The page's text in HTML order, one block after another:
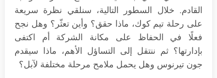
القادم. خلال السطور التالية، سنلقي نظرة سريعة
على رحلة تيم كوك، ماذا حقق؟ وأين تعثّر؟ وهل نجح
فعلًا في الحفاظ على مكانة الشركة أم اكتفى
بإدارتها؟ ثم ننتقل إلى التساؤل الأهم، ماذا سيقدم
جون تيرنوس وهل يحمل ملامح مرحلة مختلفة لآبل؟